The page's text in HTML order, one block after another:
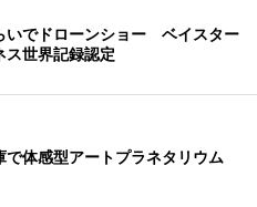
いでドローンショー ベイスター
ス世界記録認定
で体感型アートプラネタリウム